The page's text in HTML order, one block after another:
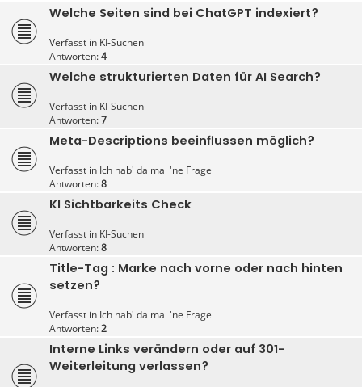
Welche Seiten sind bei ChatGPT indexiert?
Verfasst in KI-Suchen
Antworten:4
Welche strukturierten Daten für AI Search?
Verfasst in KI-Suchen
Antworten:7
Meta-Descriptions beeinflussen möglich?
Verfasst in Ich hab' da mal 'ne Frage
Antworten:8
KI Sichtbarkeits Check
Verfasst in KI-Suchen
Antworten:8
Title-Tag : Marke nach vorne oder nach hinten
setzen?
Verfasst in Ich hab' da mal 'ne Frage
Antworten:2
Interne Links verändern oder auf 301-
Weiterleitung verlassen?